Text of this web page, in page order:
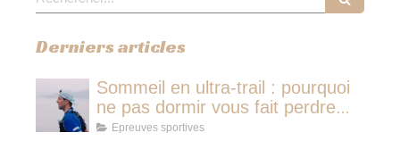
Derniers articles
Sommeil en ultra-trail : pourquoi
ne pas dormir vous fait perdre
plus de temps qu'une micro-
Epreuves sportives